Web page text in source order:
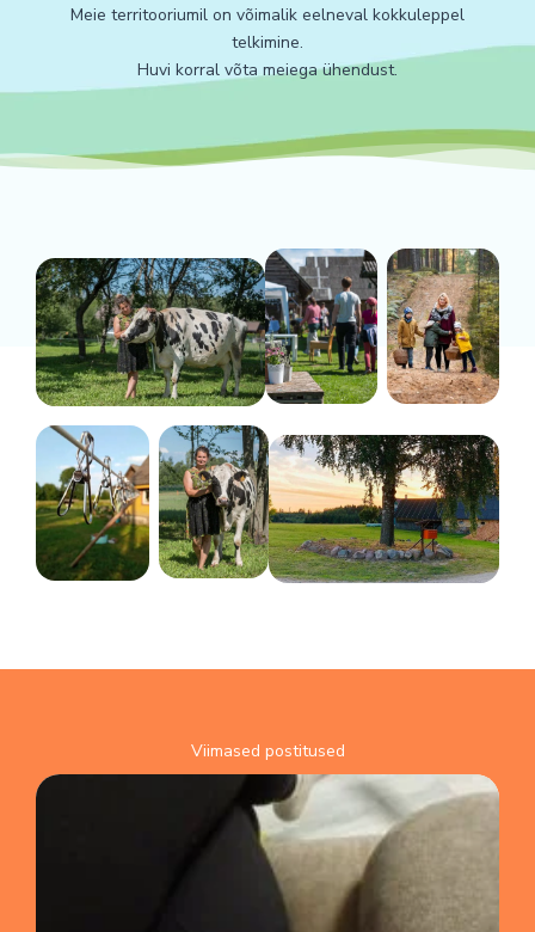
Meie territooriumil on võimalik eelneval kokkuleppel
telkimine.
Huvi korral võta meiega ühendust.
Viimased postitused